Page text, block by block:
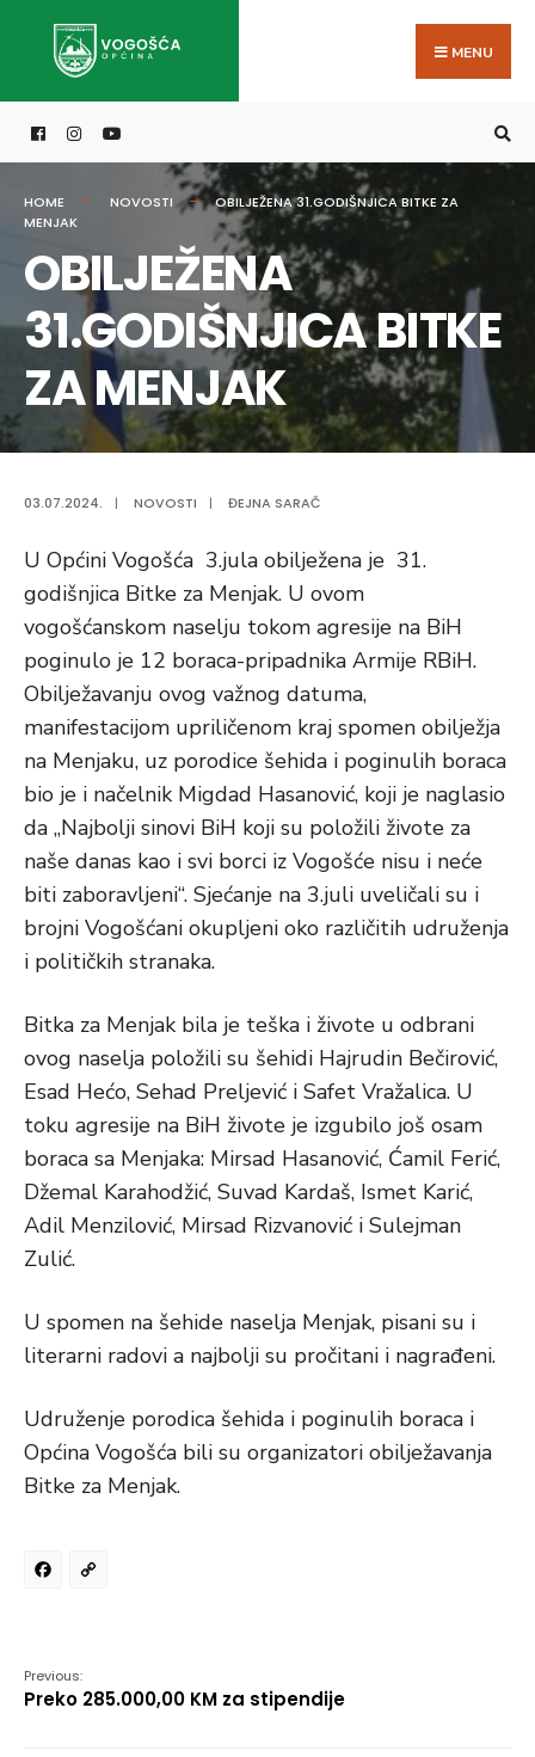
MENU
HOME NOVOSTI
OBILJEŽENA 31.GODIŠNJICA BITKE ZA
MENJAK
OBILJEŽENA
31.GODIŠNJICA BITKE
ZA MENJAK
03.07.2024. | NOVOSTI | ĐEJNA SARAČ
U Općini Vogošća 3.jula obilježena je 31.
godišnjica Bitke za Menjak. U ovom
vogošćanskom naselju tokom agresije na BiH
poginulo je 12 boraca-pripadnika Armije RBiH.
Obilježavanju ovog važnog datuma,
manifestacijom upriličenom kraj spomen obilježja
na Menjaku, uz porodice šehida i poginulih boraca
bio je i načelnik Migdad Hasanović, koji je naglasio
da „Najbolji sinovi BiH koji su položili živote za
naše danas kao i svi borci iz Vogošće nisu i neće
biti zaboravljeni“. Sjećanje na 3.juli uveličali su i
brojni Vogošćani okupljeni oko različitih udruženja
i političkih stranaka.
Bitka za Menjak bila je teška i živote u odbrani
ovog naselja položili su šehidi Hajrudin Bečirović,
Esad Hećo, Sehad Preljević i Safet Vražalica. U
toku agresije na BiH živote je izgubilo još osam
boraca sa Menjaka: Mirsad Hasanović, Ćamil Ferić,
Džemal Karahodžić, Suvad Kardaš, Ismet Karić,
Adil Menzilović, Mirsad Rizvanović i Sulejman
Zulić.
U spomen na šehide naselja Menjak, pisani su i
literarni radovi a najbolji su pročitani i nagrađeni.
Udruženje porodica šehida i poginulih boraca i
Općina Vogošća bili su organizatori obilježavanja
Bitke za Menjak.
Facebook
Previous:
Preko 285.000,00 KM za stipendije
for: